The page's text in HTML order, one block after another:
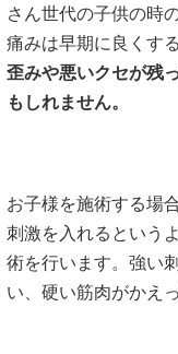
さん世代の子供の時
痛みは早期に良くす
歪みや悪いクセが残
もしれません。
お子様を施術する場
刺激を入れるという
術を行います。強い
い、硬い筋肉がかえ